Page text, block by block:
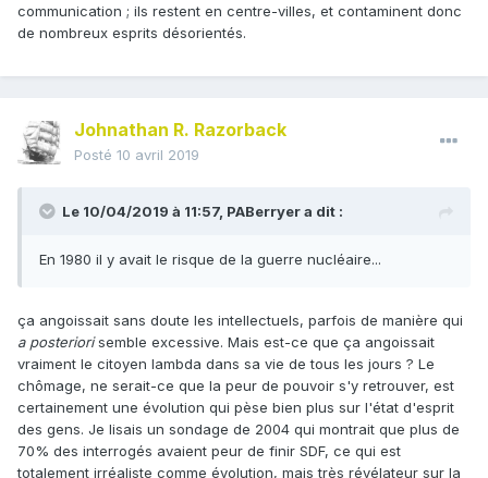
communication ; ils restent en centre-villes, et contaminent donc
de nombreux esprits désorientés.
Johnathan R. Razorback
Posté 10 avril 2019
Le 10/04/2019 à 11:57, PABerryera dit :
En 1980 il y avait le risque de la guerre nucléaire...
ça angoissait sans doute les intellectuels, parfois de manière qui
a posteriorisemble excessive. Mais est-ce que ça angoissait
vraiment le citoyen lambda dans sa vie de tous les jours ? Le
chômage, ne serait-ce que la peur de pouvoir s'y retrouver, est
certainement une évolution qui pèse bien plus sur l'état d'esprit
des gens. Je lisais un sondage de 2004 qui montrait que plus de
70% des interrogés avaient peur de finir SDF, ce qui est
totalement irréaliste comme évolution, mais très révélateur sur la